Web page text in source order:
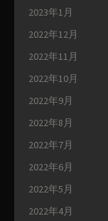
2023年1月
2022年12月
2022年11月
2022年10月
2022年9月
2022年8月
2022年7月
2022年6月
2022年5月
2022年4月